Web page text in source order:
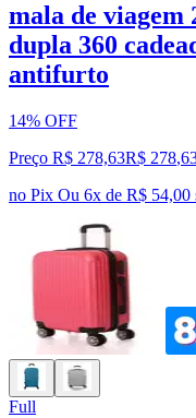
mala de viagem
dupla 360
antifurto
14% OFF
Preço R$ 278,63R$ 278,
no Pix Ou 6x de R$ 54,00
Full